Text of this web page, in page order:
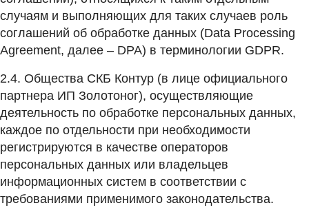
случаям и выполняющих для таких случаев роль
соглашений об обработке данных (Data Processing
Agreement, далее – DPA) в терминологии GDPR.
2.4. Общества СКБ Контур (в лице официального
партнера ИП Золотоног), осуществляющие
деятельность по обработке персональных данных,
каждое по отдельности при необходимости
регистрируются в качестве операторов
персональных данных или владельцев
информационных систем в соответствии с
требованиями применимого законодательства.